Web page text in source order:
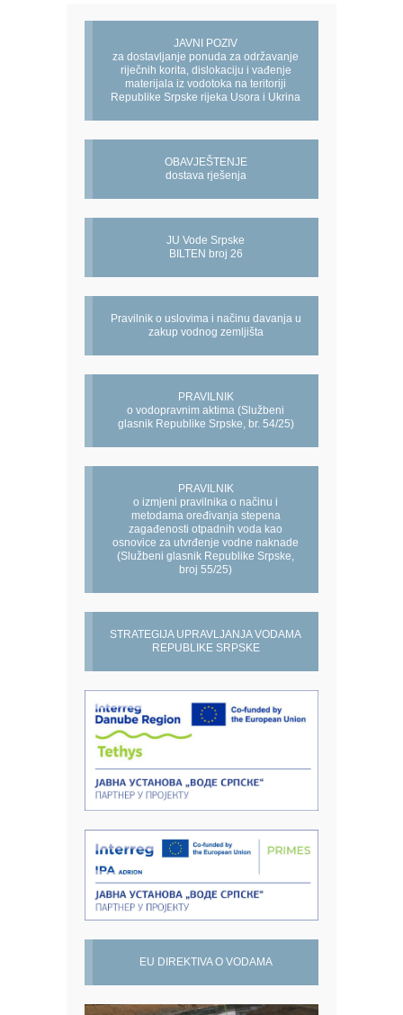
JAVNI POZIV
za dostavljanje ponuda za održavanje
riječnih korita, dislokaciju i vađenje
materijala iz vodotoka na teritoriji
Republike Srpske rijeka Usora i Ukrina
OBAVJEŠTENJE
dostava rješenja
JU Vode Srpske
BILTEN broj 26
Pravilnik o uslovima i načinu davanja u
zakup vodnog zemljišta
PRAVILNIK
o vodopravnim aktima (Službeni
glasnik Republike Srpske, br. 54/25)
PRAVILNIK
o izmjeni pravilnika o načinu i
metodama oređivanja stepena
zagađenosti otpadnih voda kao
osnovice za utvrđenje vodne naknade
(Službeni glasnik Republike Srpske,
broj 55/25)
STRATEGIJA UPRAVLJANJA VODAMA
REPUBLIKE SRPSKE
EU DIREKTIVA O VODAMA